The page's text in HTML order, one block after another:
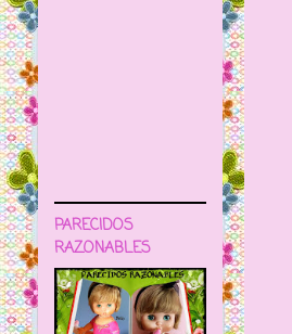
PARECIDOS
RAZONABLES